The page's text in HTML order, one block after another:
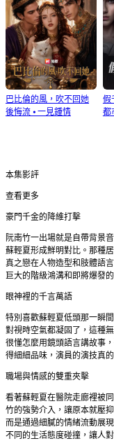
巴比倫的風，吹不回她
後悔流 ⦁ 一見鍾情
假
都
本集影評
查看更多
豪門千金的降維打擊
阮南竹一出場就是自帶背景
蘇輕夏形成鮮明對比。那種
真之戀在人物造型和肢體語
巨大的階級鴻溝和即將爆發
眼神裡的千言萬語
特別喜歡蘇輕夏低頭那一瞬
對視時空氣都凝固了，這種
很懂怎麼用鏡頭語言講故事
得細細品味，演員的演技真的
職場與情感的雙重夾擊
看著蘇輕夏在醫院走廊裡被
竹的強勢介入，讓原本就壓
而是通過細膩的情緒流動展
不同的生活態度碰撞，讓人